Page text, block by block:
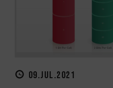
09.JUL.2021